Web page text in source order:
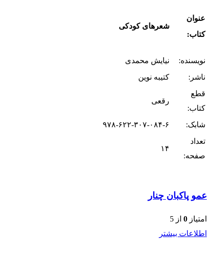
عنوان
کتاب:
شعرهای کودکی
نویسنده:
نیایش محمدی
ناشر:
کتیبه نوین
قطع
کتاب:
رقعی
شابک:
۹۷۸-۶۲۲-۳۰۷-۰۸۴-۶
تعداد
صفحه:
۱۴
عمو پاکبان چنار
امتیاز 0 از 5
اطلاعات بیشتر